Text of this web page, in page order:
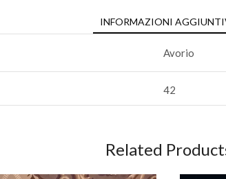
INFORMAZIONI
Avorio
42
Related